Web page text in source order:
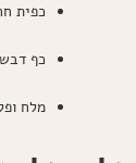
כפית
כף
מלח